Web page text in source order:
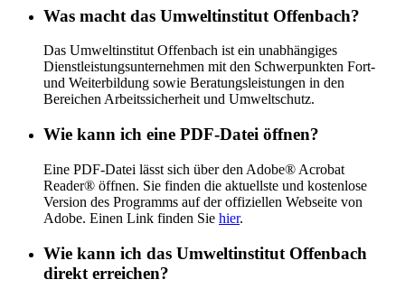
Was macht das Umweltinstitut Offenbach?
Das Umweltinstitut Offenbach ist ein unabhängiges
Dienstleistungsunternehmen mit den Schwerpunkten Fort-
und Weiterbildung sowie Beratungsleistungen in den
Bereichen Arbeitssicherheit und Umweltschutz.
Wie kann ich eine PDF-Datei öffnen?
Eine PDF-​Datei lässt sich über den Adobe® Acrobat
Reader® öffnen. Sie finden die aktu­ellste und kosten­lose
Version des Programms auf der offi­zi­ellen Webseite von
Adobe. Einen Link finden Sie hier.
Wie kann ich das Umweltinstitut Offenbach
direkt erreichen?